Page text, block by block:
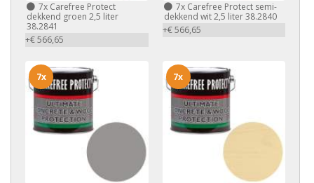
7x Carefree Protect
dekkend groen 2,5 liter
38.2841
+€ 566,65
7xCarefree Protect semi-
dekkend wit 2,5 liter 38.2840
+€ 566,65
7x 7x